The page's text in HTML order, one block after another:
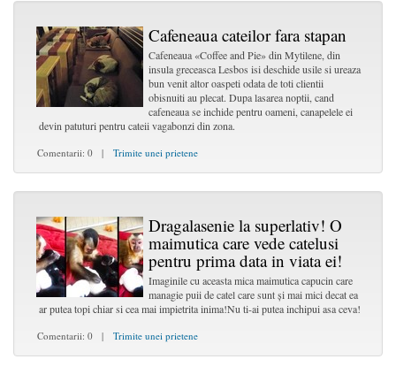
Cafeneaua cateilor fara stapan
Cafeneaua «Coffee and Pie» din Mytilene, din
insula greceasca Lesbos isi deschide usile si ureaza
bun venit altor oaspeti odata de toti clientii
obisnuiti au plecat. Dupa lasarea noptii, cand
cafeneaua se inchide pentru oameni, canapelele ei
devin patuturi pentru cateii vagabonzi din zona.
Comentarii: 0 | Trimite unei prietene
Dragalasenie la superlativ! O
maimutica care vede catelusi
pentru prima data in viata ei!
Imaginile cu aceasta mica maimutica capucin care
managie puii de catel care sunt și mai mici decat ea
ar putea topi chiar si cea mai impietrita inima!Nu ti-ai putea inchipui asa ceva!
Comentarii: 0 | Trimite unei prietene